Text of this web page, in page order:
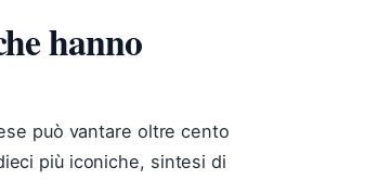
hanno
può vantare oltre cento
più iconiche, sintesi di